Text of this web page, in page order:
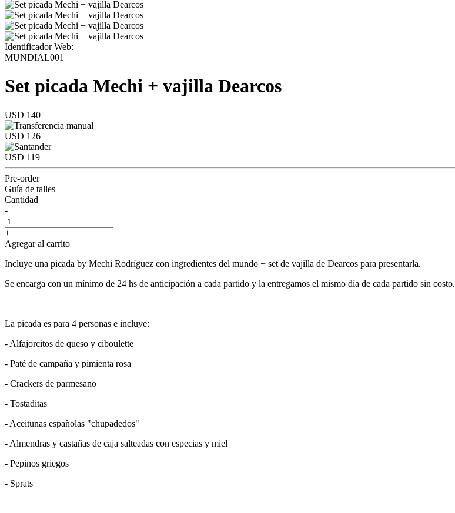
Identificador Web:
MUNDIAL001
Set picada Mechi + vajilla Dearcos
USD 140
USD 126
USD 119
Pre-order
Guía de talles
Cantidad
-
+
Agregar al carrito
Incluye una picada by Mechi Rodríguez con ingredientes del mundo + set de vajilla de Dearcos para presentarla.
Se encarga con un mínimo de 24 hs de anticipación a cada partido y la entregamos el mismo día de cada partido sin costo.
La picada es para 4 personas e incluye:
- Alfajorcitos de queso y ciboulette
- Paté de campaña y pimienta rosa
- Crackers de parmesano
- Tostaditas
- Aceitunas españolas "chupadedos"
- Almendras y castañas de caja salteadas con especias y miel
- Pepinos griegos
- Sprats